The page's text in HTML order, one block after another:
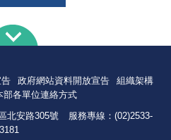
政府網站資料開放宣告
組織架構
部各單位連絡方式
北安路305號
服務專線：(02)2533-
3181